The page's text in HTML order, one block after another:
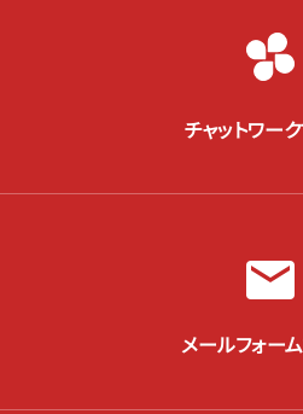
チャットワー
メールフォー